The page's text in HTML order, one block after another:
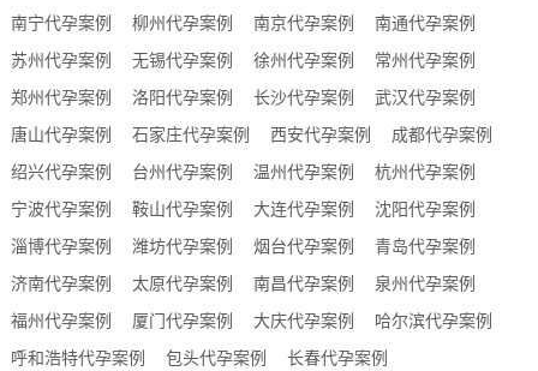
南宁代孕案例
柳州代孕案例 南京代孕案例
南通代孕案例
苏州代孕案例
无锡代孕案例 徐州代孕案例
常州代孕案例
郑州代孕案例
洛阳代孕案例 长沙代孕案例
武汉代孕案例
唐山代孕案例
石家庄代孕案例 西安代孕案例
成都代孕案例
绍兴代孕案例
台州代孕案例 温州代孕案例
杭州代孕案例
宁波代孕案例
鞍山代孕案例 大连代孕案例
沈阳代孕案例
淄博代孕案例
潍坊代孕案例 烟台代孕案例
青岛代孕案例
济南代孕案例
太原代孕案例 南昌代孕案例
泉州代孕案例
福州代孕案例
厦门代孕案例 大庆代孕案例
哈尔滨代孕案例
呼和浩特代孕案例
包头代孕案例 长春代孕案例